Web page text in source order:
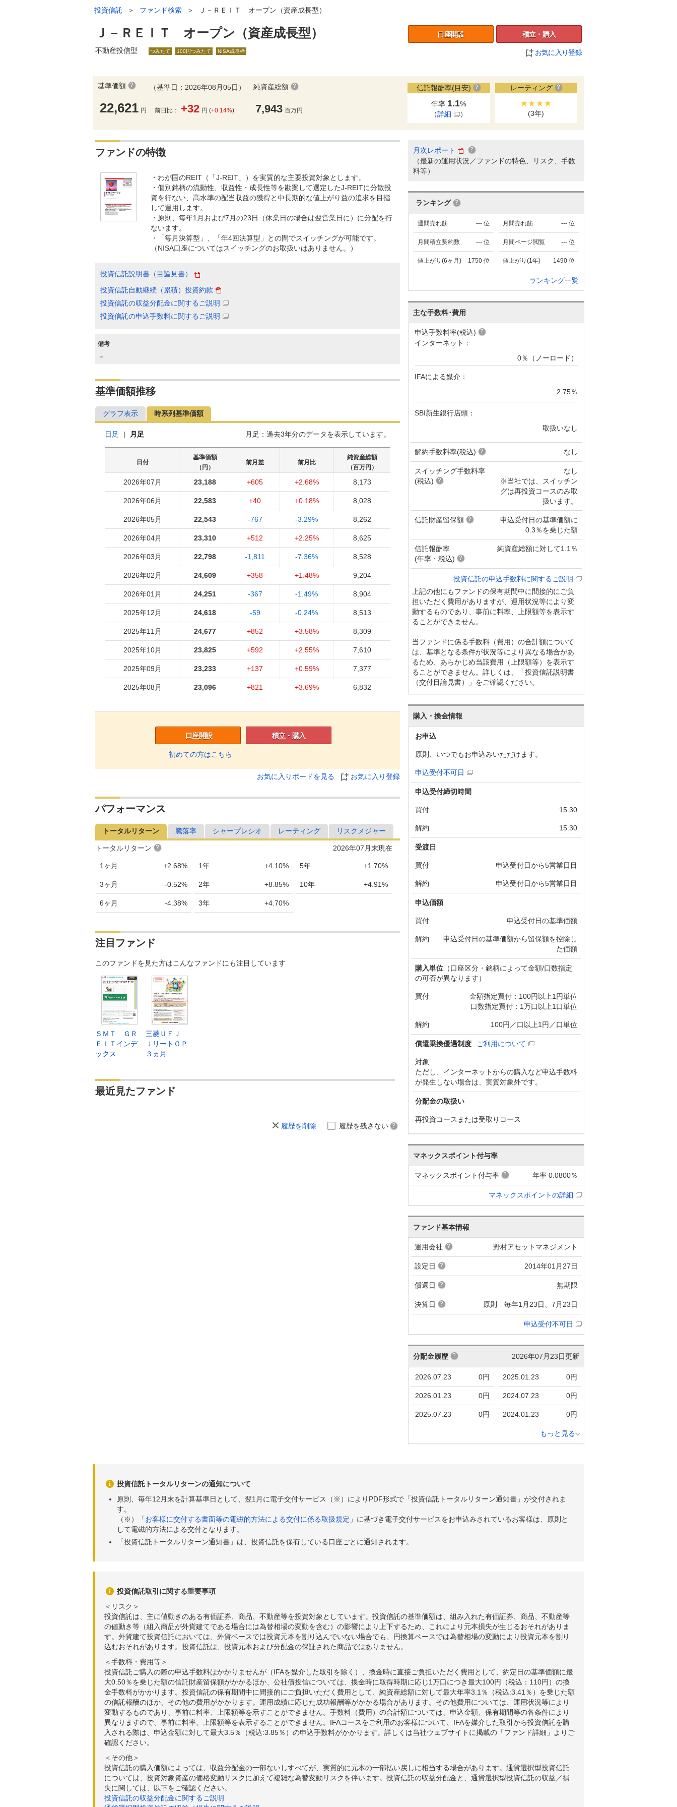
投資信託 ＞ ファンド検索 ＞ Ｊ－ＲＥＩＴ オープン（資産成長型）
Ｊ－ＲＥＩＴ オープン（資産成長型） 口座開設 積立・購入
お気に入り登録
不動産投信型 つみたて 100円つみたて NISA成長枠
基準価額
22,621 円
（基準日：2026年08月05日）
前日比： +32 円 (+0.14%)
純資産総額
7,943 百万円
信託報酬率(目安)
年率 1.1%
（詳細 ）
レーティング
★★★★
(3年)
ファンドの特徴
・わが国のREIT（「J-REIT」）を実質的な主要投資対象とします。
・個別銘柄の流動性、収益性・成長性等を勘案して選定したJ-REITに分散投
資を行ない、高水準の配当収益の獲得と中長期的な値上がり益の追求を目指
して運用します。
・原則、毎年1月および7月の23日（休業日の場合は翌営業日に）に分配を行
ないます。
・「毎月決算型」、「年4回決算型」との間でスイッチングが可能です。
（NISA口座についてはスイッチングのお取扱いはありません。）
投資信託説明書（目論見書）
投資信託自動継続（累積）投資約款
投資信託の収益分配金に関するご説明
投資信託の申込手数料に関するご説明
備考
－
基準価額推移
グラフ表示 時系列基準価額
日足 | 月足 月足：過去3年分のデータを表示しています。
日付
基準価額
（円）
前月差 前月比
純資産総額
（百万円）
2026年07月 23,188 +605 +2.68% 8,173
2026年06月 22,583 +40 +0.18% 8,028
2026年05月 22,543 -767 -3.29% 8,262
2026年04月 23,310 +512 +2.25% 8,625
2026年03月 22,798 -1,811 -7.36% 8,528
2026年02月 24,609 +358 +1.48% 9,204
2026年01月 24,251 -367 -1.49% 8,904
2025年12月 24,618 -59 -0.24% 8,513
2025年11月 24,677 +852 +3.58% 8,309
2025年10月 23,825 +592 +2.55% 7,610
2025年09月 23,233 +137 +0.59% 7,377
2025年08月 23,096 +821 +3.69% 6,832
2025年05月 20,591 +378 +1.87%
-151 -0.75% 5,251
2025年02月 20,084 +131 +0.66% 5,317
2024年12月 19,248 -89 -0.46% 4,974
2024年10月 19,464 -410 -2.06% 4,964
2024年09月 19,874 -229 -1.14% 5,062
2024年08月 20,103 +533
2024年07月 19,570 +104 +0.53% 5,236
2024年06月
2024年05月 19,603 -651
2024年03月
2024年02月
2024年01月
2023年11月 20,152 +380 +1.92% 5,723
2023年10月
口座開設
初めての方はこちら
積立・購入
お気に入りボードを見る お気に入り登録
パフォーマンス
トータルリターン 騰落率 シャープレシオ レーティング リスクメジャー
2026年07月末現在
トータルリターン
1ヶ月 +2.68%
3ヶ月 -0.52%
6ヶ月 -4.38%
1年 +4.10%
2年 +8.85%
3年 +4.70%
5年 +1.70%
10年 +4.91%
注目ファンド
このファンドを見た方はこんなファンドにも注目しています
ＳＭＴ ＧＲ
ＥＩＴインデ
ックス
三菱ＵＦＪ
ＪリートＯＰ
３ヵ月
最近見たファンド
履歴を削除 履歴を残さない
月次レポート
（最新の運用状況／ファンドの特色、リスク、手数
料等）
ランキング
--- 位
週間売れ筋 --- 位
月間売れ筋
--- 位
月間積立契約数 --- 位
月間ページ閲覧
1750 位
値上がり(6ヶ月) 1490 位
値上がり(1年)
ランキング一覧
主な手数料･費用
申込手数料率(税込)
インターネット：
0％（ノーロード）
IFAによる媒介：
2.75％
SBI新生銀行店頭：
取扱いなし
解約手数料率(税込) なし
スイッチング手数料率
(税込)
なし
※当社では、スイッチン
グは再投資コースのみ取
扱います。
信託財産留保額
申込受付日の基準価額に
0.3％を乗じた額
信託報酬率
(年率・税込)
純資産総額に対して1.1％
投資信託の申込手数料に関するご説明
上記の他にもファンドの保有期間中に間接的にご負
担いただく費用がありますが、運用状況等により変
動するものであり、事前に料率、上限額等を表示す
ることができません。
当ファンドに係る手数料（費用）の合計額について
は、基準となる条件が状況等により異なる場合があ
るため、あらかじめ当該費用（上限額等）を表示す
ることができません。詳しくは、「投資信託説明書
（交付目論見書）」をご確認ください。
購入・換金情報
お申込
原則、いつでもお申込みいただけます。
申込受付不可日
申込受付締切時間
買付 15:30
解約 15:30
受渡日
買付 申込受付日から5営業日目
解約 申込受付日から5営業日目
申込価額
買付 申込受付日の基準価額
解約
申込受付日の基準価額から留保額を控除し
た価額
購入単位 （口座区分・銘柄によって金額/口数指定
の可否が異なります）
買付
金額指定買付：100円以上1円単位
口数指定買付：1万口以上1口単位
解約 100円／口以上1円／口単位
償還乗換優遇制度 ご利用について
対象
ただし、インターネットからの購入など申込手数料
が発生しない場合は、実質対象外です。
分配金の取扱い
再投資コースまたは受取りコース
マネックスポイント付与率
マネックスポイント付与率 年率 0.0800％
マネックスポイントの詳細
ファンド基本情報
運用会社 野村アセットマネジメント
設定日 2014年01月27日
償還日 無期限
決算日 原則 毎年1月23日、7月23日
申込受付不可日
2026年07月23日更新
分配金履歴
2026.07.23 0円
2026.01.23 0円
2025.07.23 0円
2025.01.23 0円
2024.07.23 0円
2024.01.23 0円
もっと見る
投資信託トータルリターンの通知について
原則、毎年12月末を計算基準日として、翌1月に電子交付サービス（※）によりPDF形式で「投資信託トータルリターン通知書」が交付されま
す。
（※）「お客様に交付する書面等の電磁的方法による交付に係る取扱規定 」に基づき電子交付サービスをお申込みされているお客様は、原則と
して電磁的方法による交付となります。
「投資信託トータルリターン通知書」は、投資信託を保有している口座ごとに通知されます。
投資信託取引に関する重要事項
＜リスク＞
投資信託は、主に値動きのある有価証券、商品、不動産等を投資対象としています。投資信託の基準価額は、組み入れた有価証券、商品、不動産等
の値動き等（組入商品が外貨建てである場合には為替相場の変動を含む）の影響により上下するため、これにより元本損失が生じるおそれがありま
す。外貨建て投資信託においては、外貨ベースでは投資元本を割り込んでいない場合でも、円換算ベースでは為替相場の変動により投資元本を割り
込むおそれがあります。投資信託は、投資元本および分配金の保証された商品ではありません。
＜手数料・費用等＞
投資信託ご購入の際の申込手数料はかかりませんが（IFAを媒介した取引を除く）、換金時に直接ご負担いただく費用として、約定日の基準価額に最
大0.50％を乗じた額の信託財産留保額がかかるほか、公社債投信については、換金時に取得時期に応じ1万口につき最大100円（税込：110円）の換
金手数料がかかります。投資信託の保有期間中に間接的にご負担いただく費用として、純資産総額に対して最大年率3.1％（税込:3.41％）を乗じた額
の信託報酬のほか、その他の費用がかかります。運用成績に応じた成功報酬等がかかる場合があります。その他費用については、運用状況等により
変動するものであり、事前に料率、上限額等を示すことができません。手数料（費用）の合計額については、申込金額、保有期間等の各条件により
異なりますので、事前に料率、上限額等を表示することができません。IFAコースをご利用のお客様について、IFAを媒介した取引から投資信託を購
入される際は、申込金額に対して最大3.5％（税込:3.85％）の申込手数料がかかります。詳しくは当社ウェブサイトに掲載の「ファンド詳細」よりご
確認ください。
＜その他＞
投資信託の購入価額によっては、収益分配金の一部ないしすべてが、実質的に元本の一部払い戻しに相当する場合があります。通貨選択型投資信託
については、投資対象資産の価格変動リスクに加えて複雑な為替変動リスクを伴います。投資信託の収益分配金と、通貨選択型投資信託の収益／損
失に関しては、以下をご確認ください。
投資信託の収益分配金に関するご説明